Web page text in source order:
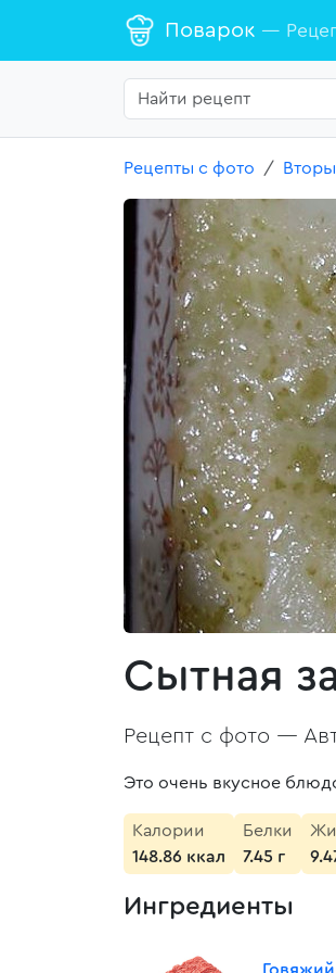
Поварок —
Рецепты с фото
Сытная
Рецепт с фото —
Это очень вкусное
Калории
148.86 ккал
Белки
7.45 г
Ингредиенты